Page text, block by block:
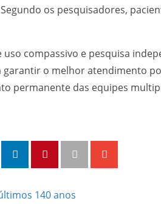
os pesquisadores,
compassivo e pesquisa
o melhor atendimento
permanente das equipes
140 anos